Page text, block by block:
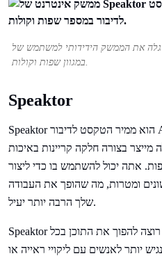
גלה את הממשק הידידותי למשתמש של Speaktor להמרת טקסט לדיבור
במגוון שפות וקולות.
Speaktor
Speaktor הוא ממיר הטקסט לדיבור AI הטוב ביותר בשוק כיום. קורא
בצורה חלקה קריינות באיכות
אמת וביותר מ -50+ שפות. אתה יכול להשתמש בו כדי ליצור
שונים ומטרות, מה שהופך את העבודה
שלך הרבה יותר יעיל.
Speaktor הוא גם פתרון נהדר אם אתה רוצה להפוך את התוכן בכל
יותר לאנשים עם ליקויי ראייה או